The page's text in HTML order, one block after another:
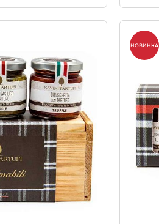
НОВИНКА